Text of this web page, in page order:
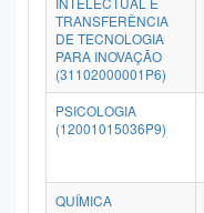
TRANSFERÊNCIA
DE TECNOLOGIA
PARA INOVAÇÃO
(31102000001P6)
PSICOLOGIA
(12001015036P9)
QUÍMICA